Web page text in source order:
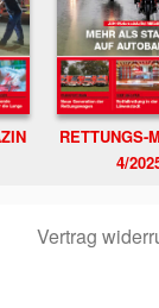
RETTUNGS-
4/
Vertrag